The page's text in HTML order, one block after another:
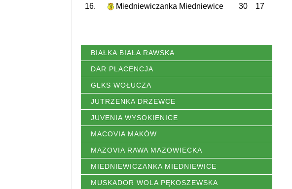
16. Miedniewiczanka Miedniewice 30 17
BIAŁKA BIAŁA RAWSKA
DAR PLACENCJA
GLKS WOŁUCZA
JUTRZENKA DRZEWCE
JUVENIA WYSOKIENICE
MACOVIA MAKÓW
MAZOVIA RAWA MAZOWIECKA
MIEDNIEWICZANKA MIEDNIEWICE
MUSKADOR WOLA PĘKOSZEWSKA